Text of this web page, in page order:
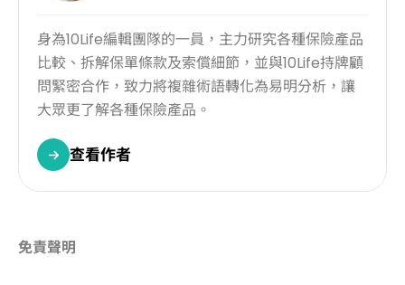
身為10Life編輯團隊的一員，主力研究各種保險產品
比較、拆解保單條款及索償細節，並與10Life持牌顧
問緊密合作，致力將複雜術語轉化為易明分析，讓
大眾更了解各種保險產品。
查看作者
免責聲明